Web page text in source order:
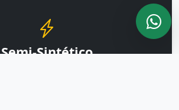
Semi-Sintético